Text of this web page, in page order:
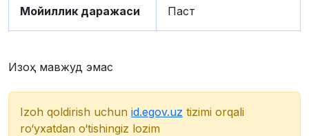
Мойиллик даражаси Паст
Изоҳ мавжуд эмас
Izoh qoldirish uchun id.egov.uz tizimi orqali
ro‘yxatdan o‘tishingiz lozim